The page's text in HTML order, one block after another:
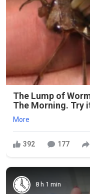
The Lump of
The Morning. Try
More
392 177
8 h 1 min